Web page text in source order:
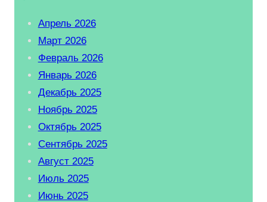
Апрель 2026
Март 2026
Февраль 2026
Январь 2026
Декабрь 2025
Ноябрь 2025
Октябрь 2025
Сентябрь 2025
Август 2025
Июль 2025
Июнь 2025